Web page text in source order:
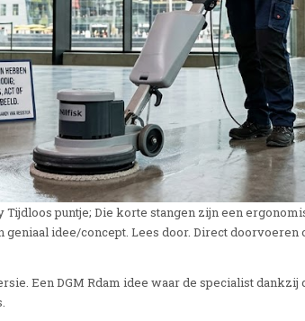
Tijdloos puntje; Die korte stangen zijn een
geniaal idee/concept. Lees door. Direct
Een DGM Rdam idee waar de specialist dankzij